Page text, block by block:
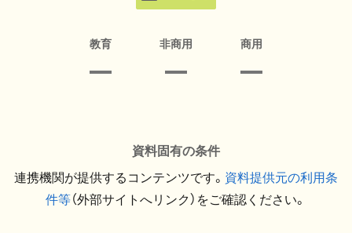
教育 非商用 商用
資料固有の条件
連携機関が提供するコンテンツです。 資料提供元の利用条
件等（外部サイトへリンク）をご確認ください。